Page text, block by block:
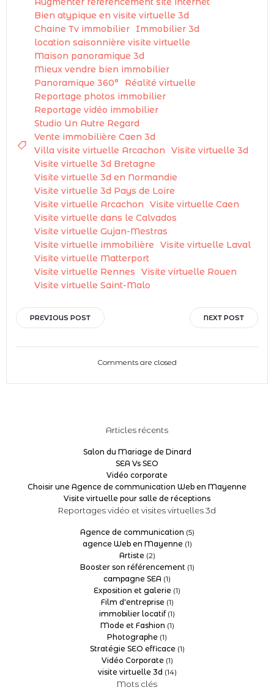
Bien atypique en visite virtuelle 3d
Chaine Tv immobilier
Immobilier 3d
location saisonnière visite virtuelle
Maison panoramique 3d
Mieux vendre bien immobilier
Panoramique 360°
Réalité virtuelle
Reportage photos immobilier
Reportage vidéo immobilier
Studio Un Autre Regard
Vente immobilière Caen 3d
Villa visite virtuelle Arcachon
Visite virtuelle 3d
Visite virtuelle 3d Bretagne
Visite virtuelle 3d en Normandie
Visite virtuelle 3d Pays de Loire
Visite virtuelle Arcachon
Visite virtuelle Caen
Visite virtuelle dans le Calvados
Visite virtuelle Gujan-Mestras
Visite virtuelle immobilière Visite virtuelle Laval
Visite virtuelle Matterport
Visite virtuelle Rennes
Visite virtuelle Rouen
Visite virtuelle Saint-Malo
Post
navigation
PREVIOUS POST NEXT POST
Comments are closed
Articles récents
Salon du Mariage de Dinard
SEA Vs SEO
Vidéo corporate
Choisir une Agence de communication Web en Mayenne
Visite virtuelle pour salle de réceptions
Reportages vidéo et visites virtuelles 3d
Agence de communication (5)
agence Web en Mayenne(1)
Artiste(2)
Booster son référencement (1)
campagne SEA (1)
Exposition et galerie (1)
Film d'entreprise(1)
immobilier locatif(1)
Mode et Fashion (1)
Photographe (1)
Stratégie SEO efficace(1)
Vidéo Corporate(1)
visite virtuelle 3d (14)
Mots clés